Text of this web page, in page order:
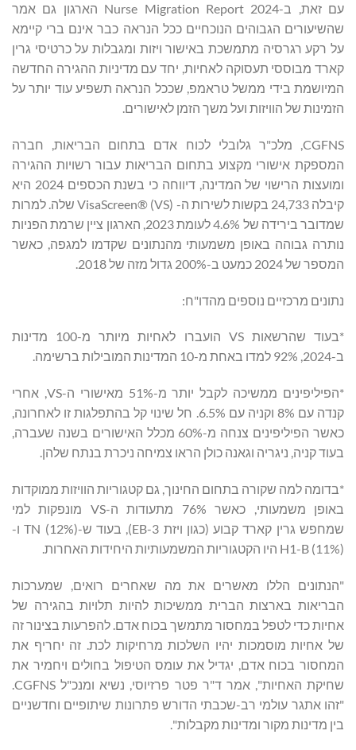
עם זאת, ב-2024 Nurse Migration Report הארגון גם אמר
שהשיעורים הגבוהים הנוכחיים ככל הנראה כבר אינם ברי קיימא
על רקע רגרסיה מתמשכת באישור ויזות ומגבלות על כרטיסי גרין
קארד מבוססי תעסוקה לאחיות, יחד עם מדיניות ההגירה החדשה
המיושמת בידי ממשל טראמפ, שככל הנראה תשפיע עוד יותר על
הזמינות של הוויזות ועל משך הזמן לאישורים.
CGFNS, מלכ"ר גלובלי לכוח אדם בתחום הבריאות, חברה
המספקת אישורי מקצוע בתחום הבריאות עבור רשויות ההגירה
ומועצות הרישוי של המדינה, דיווחה כי בשנת הכספים 2024 היא
קיבלה 24,733 בקשות לשירות ה- VisaScreen® (VS) שלה. למרות
שמדובר בירידה של 4.6% לעומת 2023, הארגון ציין שרמת הפניות
נותרה גבוהה באופן משמעותי מהנתונים שקדמו למגפה, כאשר
המספר של 2024 כמעט ב-200% גדול מזה של 2018.
נתונים מרכזיים נוספים מהדו"ח:
*בעוד שהרשאות VS הועברו לאחיות מיותר מ-100 מדינות
ב-2024, 92% למדו באחת מ-10 המדינות המובילות ברשימה.
*הפיליפינים ממשיכה לקבל יותר מ-51% מאישורי ה-VS, אחרי
קנדה עם 8% וקניה עם 6.5%. חל שינוי קל בהתפלגות זו לאחרונה,
כאשר הפיליפינים צנחה מ-60% מכלל האישורים בשנה שעברה,
בעוד קניה, ניגריה וגאנה כולן הראו צמיחה ניכרת בנתח שלהן.
*בדומה למה שקורה בתחום החינוך, גם קטגוריות הוויזות ממוקדות
באופן משמעותי, כאשר 76% מתעודות ה-VS מונפקות למי
שמחפש גרין קארד קבוע (כגון ויזת EB-3), בעוד ש-TN (12%) ו-
H1-B (11%) היו הקטגוריות המשמעותיות היחידות האחרות.
"הנתונים הללו מאשרים את מה שאחרים רואים, שמערכות
הבריאות בארצות הברית ממשיכות להיות תלויות בהגירה של
אחיות כדי לטפל במחסור מתמשך בכוח אדם. להפרעות בצינור זה
של אחיות מוסמכות יהיו השלכות מרחיקות לכת. זה יחריף את
המחסור בכוח אדם, יגדיל את עומס הטיפול בחולים ויחמיר את
"זהו אתגר עולמי רב-שכבתי הדורש פתרונות שיתופיים וחדשניים
בין מדינות מקור ומדינות מקבלות".